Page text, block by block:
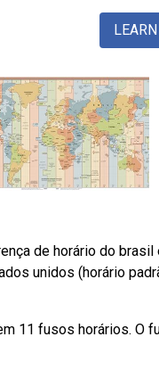
de horário do
unidos (horário
11 fusos horários. O